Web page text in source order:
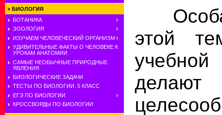
» БИОЛОГИЯ
БОТАНИКА
ЗООЛОГИЯ
ИЗУЧАЕМ ЧЕЛОВЕЧЕСКИЙ ОРГАНИЗМ
УДИВИТЕЛЬНЫЕ ФАКТЫ О ЧЕЛОВЕКЕ К
УРОКАМ АНАТОМИИ
САМЫЕ НЕОБЫЧНЫЕ ПРИРОДНЫЕ
ЯВЛЕНИЯ
БИОЛОГИЧЕСКИЕ ЗАДАЧИ
ТЕСТЫ ПО БИОЛОГИИ. 5 КЛАСС
ЕГЭ ПО БИОЛОГИИ
КРОССВОРДЫ ПО БИОЛОГИИ
этой
делают